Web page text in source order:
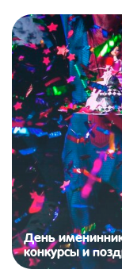
День
конкурсы и